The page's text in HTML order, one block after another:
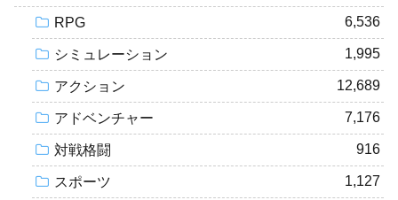
RPG 6,536
シミュレーション 1,995
アクション 12,689
アドベンチャー 7,176
対戦格闘 916
スポーツ 1,127